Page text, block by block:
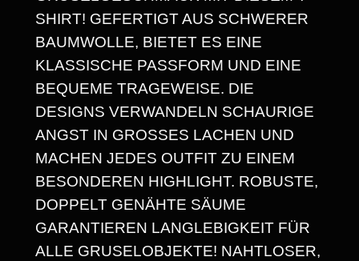
E
I
S
S
P
A
N
N
E
SHIRT! GEFERTIGT AUS SCHWERER
BAUMWOLLE, BIETET ES EINE
KLASSISCHE PASSFORM UND EINE
BEQUEME TRAGEWEISE. DIE
DESIGNS VERWANDELN SCHAURIGE
ANGST IN GROSSES LACHEN UND M
ACHEN JEDES OUTFIT ZU EINEM B
ESONDEREN HIGHLIGHT. ROBUSTE, D
OPPELT GENÄHTE SÄUME G
ARANTIEREN LANGLEBIGKEIT FÜR A
LLE GRUSELOBJEKTE! NAHTLOSER, D